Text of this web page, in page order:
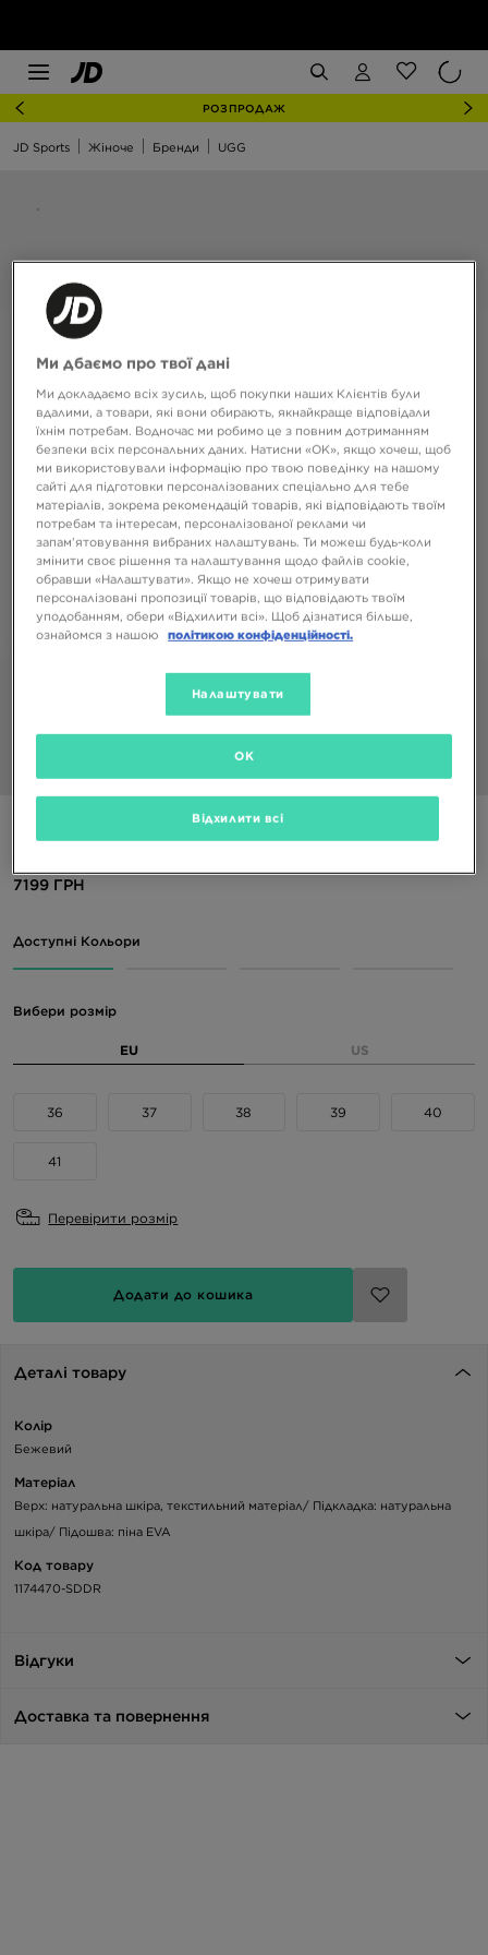
РОЗПРОДАЖ
JD Sports Жіноче Бренди UGG
7199 ГРН
Доступні Кольори
Вибери розмір
EU US
36 37 38 39 40
41
Перевірити розмір
Додати до кошика
Деталі товару
Колір
Бежевий
Матеріал
Верх: натуральна шкіра, текстильний матеріал/ Підкладка: натуральна
шкіра/ Підошва: піна EVA
Код товару
1174470-SDDR
Відгуки
Доставка та повернення
Ми дбаємо про твої дані
Ми докладаємо всіх зусиль, щоб покупки наших Клієнтів були
вдалими, а товари, які вони обирають, якнайкраще відповідали
їхнім потребам. Водночас ми робимо це з повним дотриманням
безпеки всіх персональних даних. Натисни «OK», якщо хочеш, щоб
ми використовували інформацію про твою поведінку на нашому
сайті для підготовки персоналізованих спеціально для тебе
матеріалів, зокрема рекомендацій товарів, які відповідають твоїм
потребам та інтересам, персоналізованої реклами чи
запам’ятовування вибраних налаштувань. Ти можеш будь-коли
змінити своє рішення та налаштування щодо файлів cookie,
обравши «Налаштувати». Якщо не хочеш отримувати
персоналізовані пропозиції товарів, що відповідають твоїм
уподобанням, обери «Відхилити всі». Щоб дізнатися більше,
ознайомся з нашою
політикою конфіденційності.
Налаштувати
Відхилити всі
OK